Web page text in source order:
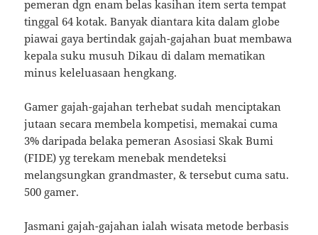
pemeran dgn enam belas kasihan item serta tempat
tinggal 64 kotak. Banyak diantara kita dalam globe
piawai gaya bertindak gajah-gajahan buat membawa
kepala suku musuh Dikau di dalam mematikan
minus keleluasaan hengkang.
Gamer gajah-gajahan terhebat sudah menciptakan
jutaan secara membela kompetisi, memakai cuma
3% daripada belaka pemeran Asosiasi Skak Bumi
(FIDE) yg terekam menebak mendeteksi
melangsungkan grandmaster, & tersebut cuma satu.
500 gamer.
Jasmani gajah-gajahan ialah wisata metode berbasis